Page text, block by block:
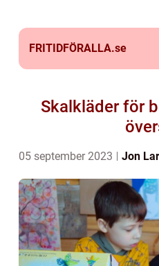
FRITIDFÖRALLA.se
Skalkläder för
05 september 2023 Jon